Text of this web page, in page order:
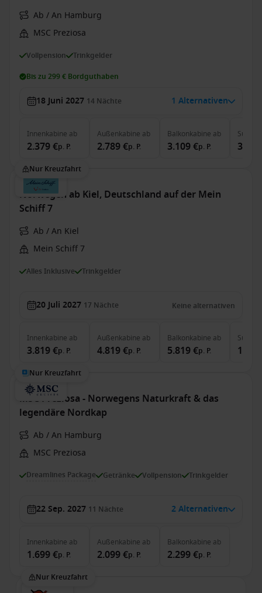
Ab / An Hamburg
MSC Preziosa
Vollpension Trinkgelder
Bis zu 299 € Bordguthaben
18 Juni 2027 14 Nächte 1 Alternativen
Innenkabine ab
2.379 €p. P.
Außenkabine ab
2.789 €p. P.
Balkonkabine ab
3.109 €p. P.
Suite
Nur Kreuzfahrt
Norwegen ab Kiel, Deutschland auf der Mein
Schiff 7
Ab / An Kiel
Mein Schiff 7
Alles Inklusive Trinkgelder
20 Juli 2027 17 Nächte Keine alternativen
Innenkabine ab
3.819 €p. P.
Außenkabine ab
4.819 €p. P.
Balkonkabine ab
5.819 €p. P.
Suite
Nur Kreuzfahrt
MSC Preziosa - Norwegens Naturkraft & das
legendäre Nordkap
Ab / An Hamburg
MSC Preziosa
Dreamlines Package Getränke Vollpension Trinkgelder
22 Sep. 2027 11 Nächte 2 Alternativen
Innenkabine ab
1.699 €p. P.
Außenkabine ab
2.099 €p. P.
Balkonkabine ab
2.299 €p. P.
Nur Kreuzfahrt